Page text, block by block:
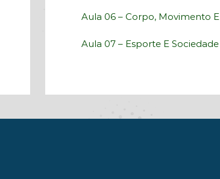
Aula 06 – Corpo, Movimento
Aula 07 – Esporte E Sociedade
Aula 09 – Corpo, Estética E